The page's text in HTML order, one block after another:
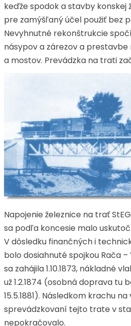
keďže spodok a stavby konskej
pre zamýšľaný účel použiť bez
Nevyhnutné rekonštrukcie
násypov a zárezov a
a mostov. Prevádzka na trati
Napojenie železnice na trať
sa podľa koncesie malo
V dôsledku finančných i
bolo dosiahnuté spojkou Rača
sa zahájila 1.10.1873, nákladné
už 1.2.1874 (osobná doprava tu
15.5.1881). Následkom krachu
sprevádzkovaní tejto trate v
nepokračovalo.